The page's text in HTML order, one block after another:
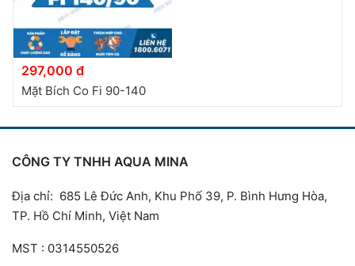
297,000 đ
Mặt Bích Co Fi 90-140
CÔNG TY TNHH AQUA MINA
Địa chỉ: 685 Lê Đức Anh, Khu Phố 39, P. Bình Hưng Hòa,
TP. Hồ Chí Minh, Việt Nam
MST : 0314550526